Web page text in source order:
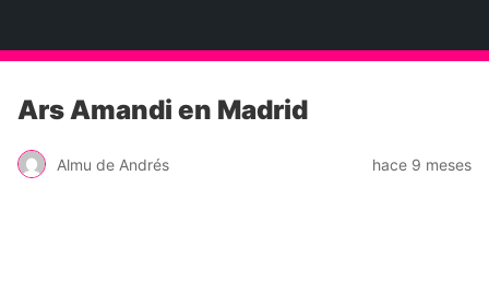
Ars Amandi en Madrid
Almu de Andrés hace 9 meses